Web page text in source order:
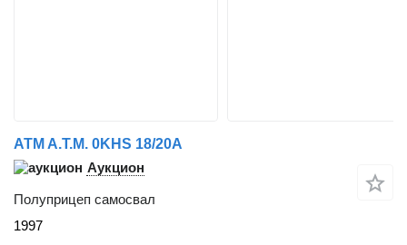
ATM A.T.M. 0KHS 18/20A
Аукцион
Полуприцеп самосвал
1997